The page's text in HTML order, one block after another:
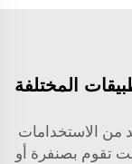
المختلفة
من الاستخدامات
تقوم بصنفرة أو